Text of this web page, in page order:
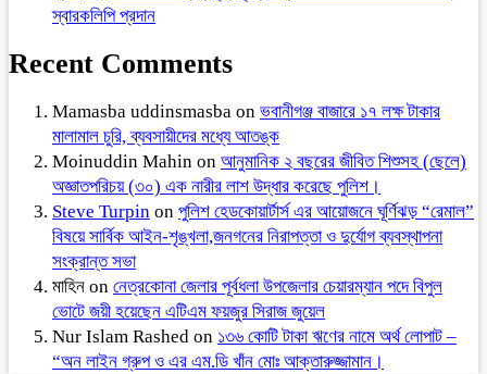
স্বারকলিপি প্রদান
Recent Comments
Mamasba uddinsmasba on ভবানীগঞ্জ বাজারে ১৭ লক্ষ টাকার
মালামাল চুরি, ব্যবসায়ীদের মধ্যে আতঙ্ক
Moinuddin Mahin on আনুমানিক ২ বছরের জীবিত শিশুসহ (ছেলে)
অজ্ঞাতপরিচয় (৩০) এক নারীর লাশ উদ্ধার করেছে পুলিশ।
Steve Turpin on পুলিশ হেডকোয়ার্টার্স এর আয়োজনে ঘূর্ণিঝড় “রেমাল”
বিষয়ে সার্বিক আইন-শৃঙ্খলা,জনগনের নিরাপত্তা ও দুর্যোগ ব্যবস্থাপনা
সংক্রান্ত সভা
মাহিন on নেত্রকোনা জেলার পূর্বধলা উপজেলার চেয়ারম্যান পদে বিপুল
ভোটে জয়ী হয়েছেন এটিএম ফয়জুর সিরাজ জুয়েল
Nur Islam Rashed on ১৩৬ কোটি টাকা ঋণের নামে অর্থ লোপাট –
“অন লাইন গ্রুপ ও এর এম.ডি খাঁন মোঃ আক্তারুজ্জামান।